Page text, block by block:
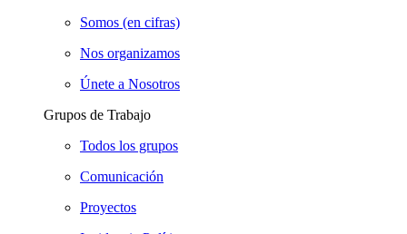
Somos (en cifras)
Nos organizamos
Únete a Nosotros
Grupos de Trabajo
Todos los grupos
Comunicación
Proyectos